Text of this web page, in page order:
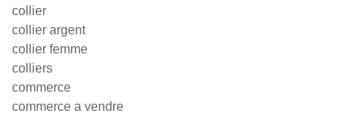
collier
collier argent
collier femme
colliers
commerce
commerce a vendre